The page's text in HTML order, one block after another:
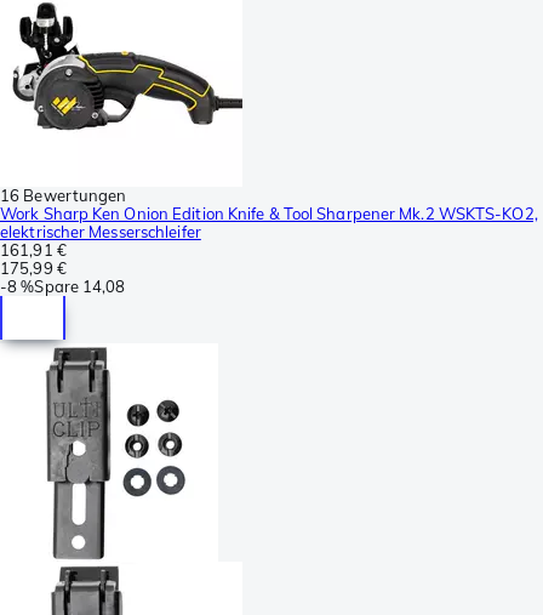
16 Bewertungen
Work Sharp Ken Onion Edition Knife & Tool Sharpener Mk.2 WSKTS-KO2,
elektrischer Messerschleifer
161,91 €
175,99 €
-8 %Spare 14,08